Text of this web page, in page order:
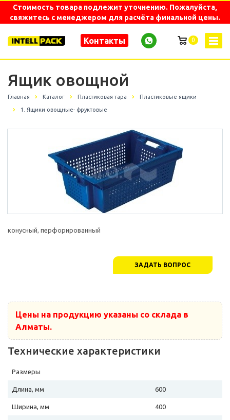
Стоимость товара подлежит уточнению. Пожалуйста,
свяжитесь с менеджером для расчёта финальной цены.
0
Контакты
Ящик овощной
Главная Каталог Пластиковая тара Пластиковые ящики
1. Ящики овощные- фруктовые
конусный, перфорированный
ЗАДАТЬ ВОПРОС
Цены на продукцию указаны со склада в
Алматы.
Технические характеристики
Размеры
Длина, мм 600
Ширина, мм 400